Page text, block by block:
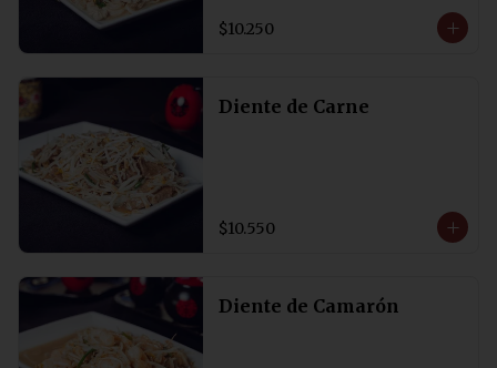
$10.250
Diente de Carne
$10.550
Diente de Camarón